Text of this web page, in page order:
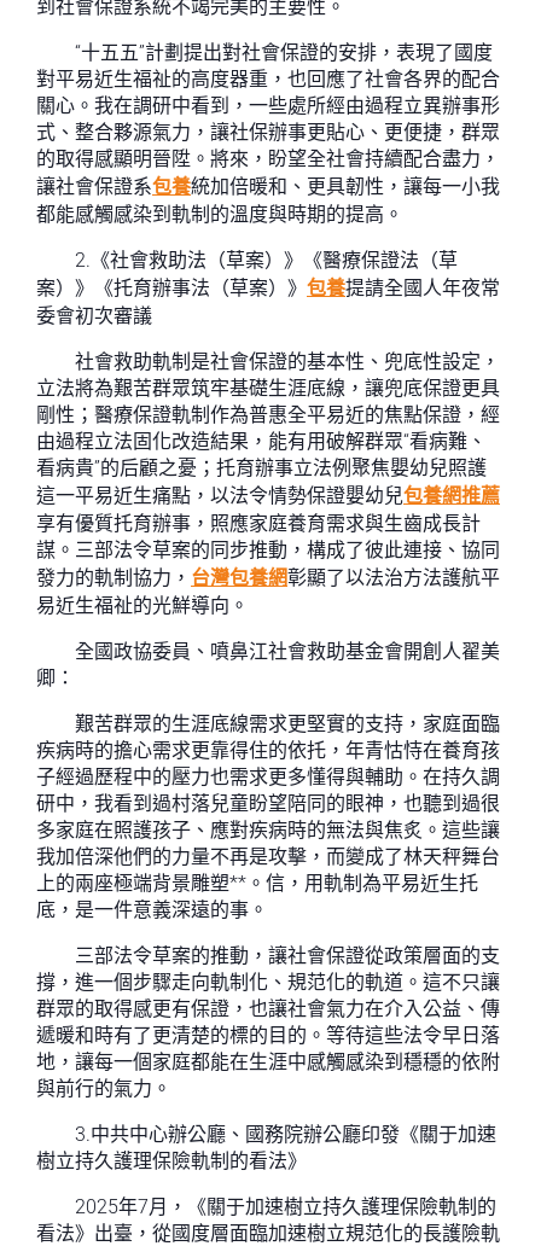
到社會保證系統不竭完美的主要性。
“十五五”計劃提出對社會保證的安排，表現了國度
對平易近生福祉的高度器重，也回應了社會各界的配合
關心。我在調研中看到，一些處所經由過程立異辦事形
式、整合夥源氣力，讓社保辦事更貼心、更便捷，群眾
的取得感顯明晉陞。將來，盼望全社會持續配合盡力，
讓社會保證系包養統加倍暖和、更具韌性，讓每一小我
都能感觸感染到軌制的溫度與時期的提高。
2.《社會救助法（草案）》《醫療保證法（草
案）》《托育辦事法（草案）》 包養提請全國人年夜常
委會初次審議
社會救助軌制是社會保證的基本性、兜底性設定，
立法將為艱苦群眾筑牢基礎生涯底線，讓兜底保證更具
剛性；醫療保證軌制作為普惠全平易近的焦點保證，經
由過程立法固化改造結果，能有用破解群眾“看病難、
看病貴”的后顧之憂；托育辦事立法例聚焦嬰幼兒照護
這一平易近生痛點，以法令情勢保證嬰幼兒包養網推薦
享有優質托育辦事，照應家庭養育需求與生齒成長計
謀。三部法令草案的同步推動，構成了彼此連接、協同
發力的軌制協力， 台灣包養網彰顯了以法治方法護航平
易近生福祉的光鮮導向。
全國政協委員、噴鼻江社會救助基金會開創人翟美
卿：
艱苦群眾的生涯底線需求更堅實的支持，家庭面臨
疾病時的擔心需求更靠得住的依托，年青怙恃在養育孩
子經過歷程中的壓力也需求更多懂得與輔助。在持久調
研中，我看到過村落兒童盼望陪同的眼神，也聽到過很
多家庭在照護孩子、應對疾病時的無法與焦炙。這些讓
我加倍深他們的力量不再是攻擊，而變成了林天秤舞台
上的兩座極端背景雕塑**。信，用軌制為平易近生托
底，是一件意義深遠的事。
三部法令草案的推動，讓社會保證從政策層面的支
撐，進一個步驟走向軌制化、規范化的軌道。這不只讓
群眾的取得感更有保證，也讓社會氣力在介入公益、傳
遞暖和時有了更清楚的標的目的。等待這些法令早日落
地，讓每一個家庭都能在生涯中感觸感染到穩穩的依附
與前行的氣力。
3.中共中心辦公廳、國務院辦公廳印發《關于加速
樹立持久護理保險軌制的看法》
2025年7月，《關于加速樹立持久護理保險軌制的
看法》出臺，從國度層面臨加速樹立規范化的長護險軌